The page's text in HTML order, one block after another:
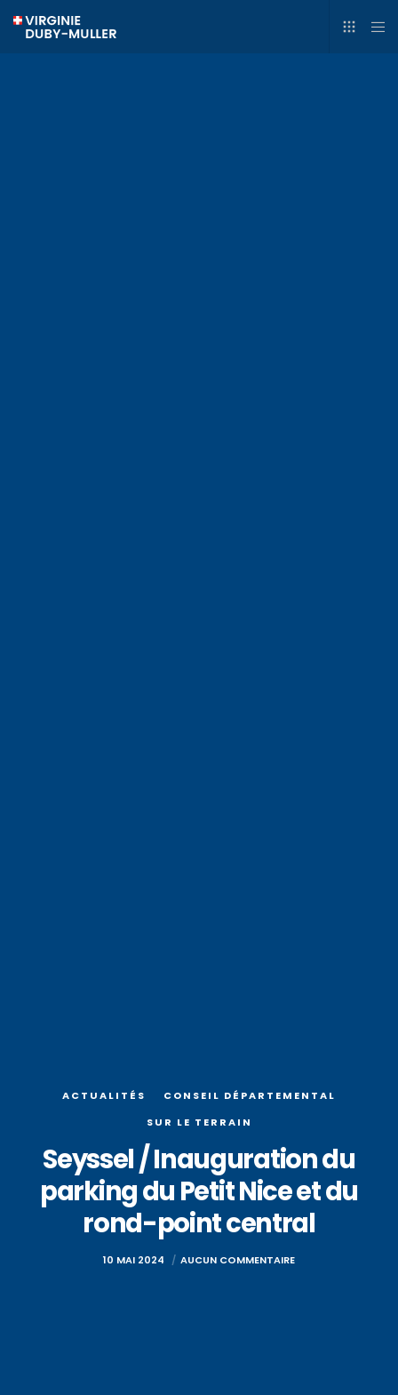
ACTUALITÉS
CONSEIL DÉPARTEMENTAL
SUR LE TERRAIN
Seyssel / Inauguration du
parking du Petit Nice et du
rond-point central
10 MAI 2024 AUCUN COMMENTAIRE